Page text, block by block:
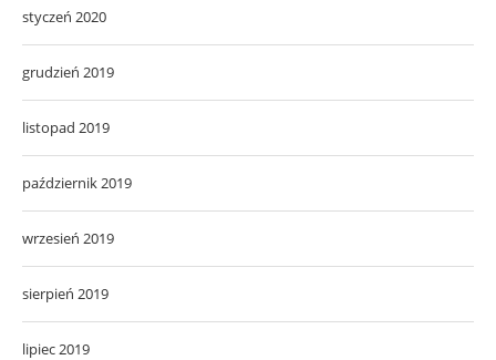
styczeń 2020
grudzień 2019
listopad 2019
październik 2019
wrzesień 2019
sierpień 2019
lipiec 2019